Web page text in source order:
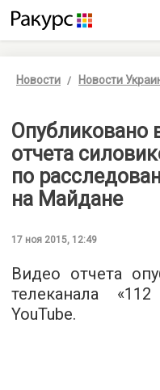
Новости Новости
Опубликовано
отчета
по
на Майдане
17 ноя 2015, 12:49
Видео отчета
телеканала
YouTube.